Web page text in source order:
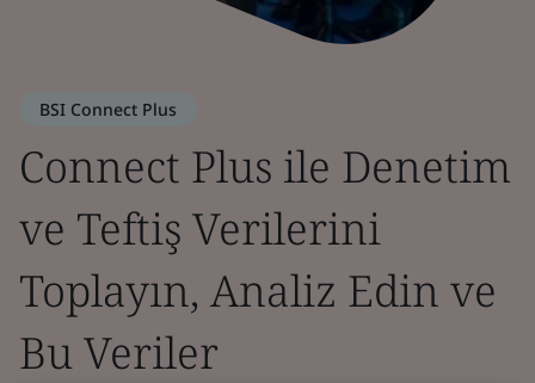
BSI Connect Plus
Connect Plus ile Denetim
ve Teftiş Verilerini
Toplayın, Analiz Edin ve
Bu Veriler